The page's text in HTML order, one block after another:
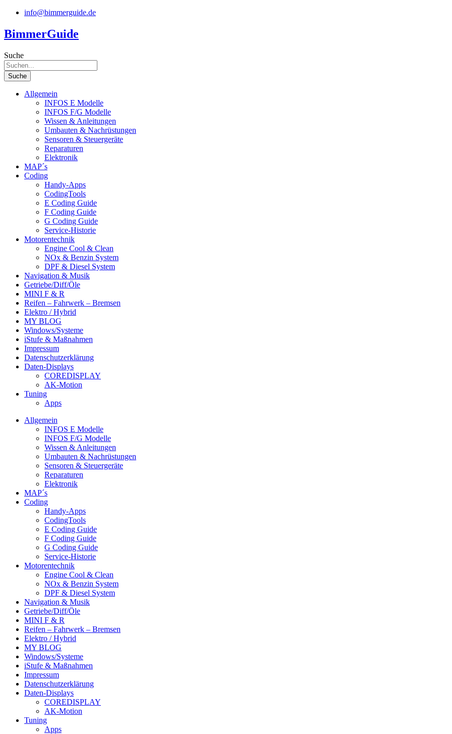
Zum
springen
info@bimmerguide.de
BimmerGuide
Suche
Suche
Allgemein
INFOS E Modelle
INFOS F/G Modelle
Wissen & Anleitungen
Umbauten & Nachrüstungen
Sensoren & Steuergeräte
Reparaturen
Elektronik
MAP´s
Coding
Handy-Apps
CodingTools
E Coding Guide
F Coding Guide
G Coding Guide
Service-Historie
Motorentechnik
Engine Cool & Clean
NOx & Benzin System
DPF & Diesel System
Navigation & Musik
Getriebe/Diff/Öle
MINI F & R
Reifen – Fahrwerk – Bremsen
Elektro / Hybrid
MY BLOG
Windows/Systeme
iStufe & Maßnahmen
Impressum
Datenschutzerklärung
Daten-Displays
COREDISPLAY
AK-Motion
Tuning
Apps
Allgemein
INFOS E Modelle
INFOS F/G Modelle
Wissen & Anleitungen
Umbauten & Nachrüstungen
Sensoren & Steuergeräte
Reparaturen
Elektronik
MAP´s
Coding
Handy-Apps
CodingTools
E Coding Guide
F Coding Guide
G Coding Guide
Service-Historie
Motorentechnik
Engine Cool & Clean
NOx & Benzin System
DPF & Diesel System
Navigation & Musik
Getriebe/Diff/Öle
MINI F & R
Reifen – Fahrwerk – Bremsen
Elektro / Hybrid
MY BLOG
Windows/Systeme
iStufe & Maßnahmen
Impressum
Datenschutzerklärung
Daten-Displays
COREDISPLAY
AK-Motion
Tuning
Apps